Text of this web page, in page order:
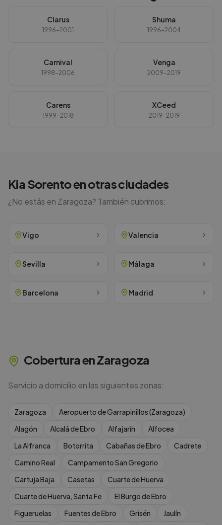
Clarus
1996-2001
Shuma
1996-2004
Carnival
1998-2006
Venga
2009-2019
Carens
1999-2018
XCeed
2019-2019
KiaSorentoen otras ciudades
¿No estás en Zaragoza? También cubrimos:
Vigo Valencia
Sevilla Málaga
Barcelona Madrid
Cobertura enZaragoza
Servicio a domicilio en las siguientes zonas:
Zaragoza
Aeropuerto de Garrapinillos (Zaragoza)
Alagón
Alcalá de Ebro Alfajarín
Alfocea
La Alfranca
Botorrita Cabañas de Ebro
Cadrete
Camino Real
Campamento San Gregorio
Cartuja Baja
Casetas
Cuarte de Huerva
Cuarte de Huerva, Santa Fe
El Burgo de Ebro
Figueruelas
Fuentes de Ebro Grisén
Jaulín